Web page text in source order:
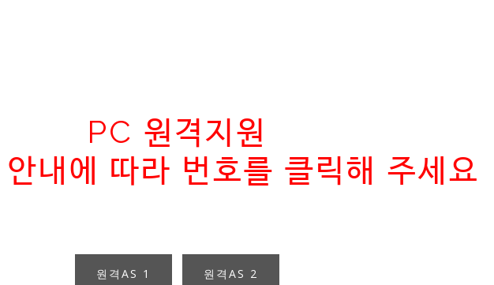
PC 원격지원
내에 따라 번호를 클릭해 주세요
원격AS 1 원격AS 2